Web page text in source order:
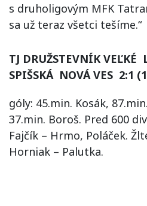
s druholigovým MFK
sa už teraz všetci tešíme.“
TJ DRUŽSTEVNÍK VEĽKÉ
SPIŠSKÁ NOVÁ VES 2:1
góly: 45.min. Kosák,
37.min. Boroš. Pred 600
Fajčík – Hrmo, Poláček.
Horniak – Palutka.